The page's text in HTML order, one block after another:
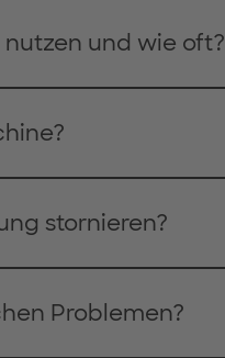
und wie oft?
stornieren?
Problemen?